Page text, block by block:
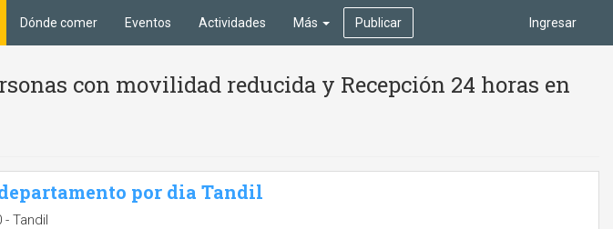
Ingresar
Dónde comer Eventos Actividades Más Publicar
con movilidad reducida y Recepción 24 horas en
por dia Tandil
- Tandil